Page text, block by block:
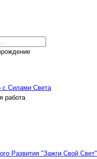
с Силами Света
работа
Развития "Зажги Свой Свет"